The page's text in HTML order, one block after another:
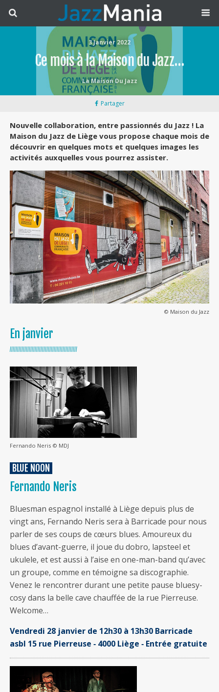
3 Janvier 2022
Ce mois à la Maison du Jazz…
La Maison Du Jazz
Partager
Nouvelle collaboration, entre passionnés du Jazz ! La
Maison du Jazz de Liège vous propose chaque mois de
découvrir en quelques mots et quelques images les
activités auxquelles vous pourrez assister.
© Maison du Jazz
En janvier
//////////////////////////////////////////////
Fernando Neris © MDJ
BLUE NOON
Fernando Neris
Bluesman espagnol installé à Liège depuis plus de
vingt ans, Fernando Neris sera à Barricade pour nous
parler de ses coups de cœurs blues. Amoureux du
blues d’avant-guerre, il joue du dobro, lapsteel et
ukulele, et est aussi à l’aise en one-man-band qu’avec
un groupe, comme en témoigne sa discographie.
Venez le rencontrer durant une petite pause bluesy-
cosy dans la belle cave chauffée de la rue Pierreuse.
Welcome…
Vendredi 28 janvier de 12h30 à 13h30 Barricade
asbl 15 rue Pierreuse ‐ 4000 Liège ‐ Entrée gratuite